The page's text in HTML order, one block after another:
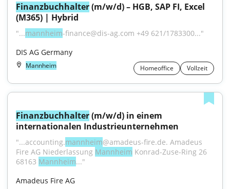
Finanzbuchhalter (m/w/d) – HGB, SAP FI, Excel
(M365) | Hybrid
"...mannheim-finance@dis-ag.com +49 621/1783300..."
DIS AG Germany
Mannheim Homeoffice Vollzeit
Finanzbuchhalter (m/w/d) in einem
internationalen Industrieunternehmen
"...accounting.mannheim@amadeus-fire.de. Amadeus
Fire AG Niederlassung Mannheim Konrad-Zuse-Ring 26
68163 Mannheim..."
Amadeus Fire AG